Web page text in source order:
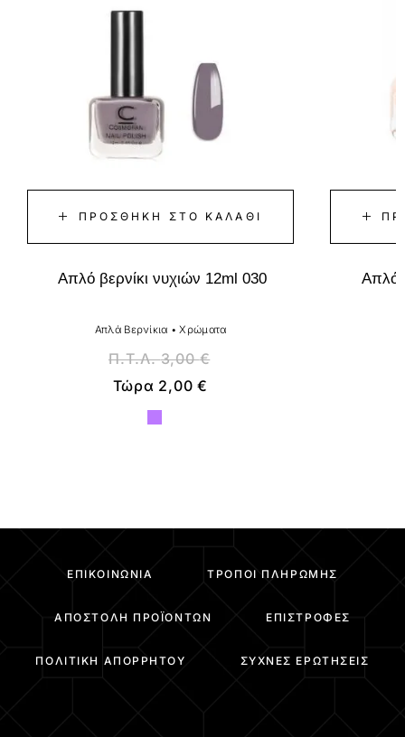
ΠΡΟΣΘΉΚΗ ΣΤΟ ΚΑΛΆΘΙ
Απλό βερνίκι νυχιών 12ml 030
Απλά Βερνίκια •Χρώματα
Π.Τ.Λ.3,00€
Τώρα 2,00€
Απλό
ΕΠΙΚΟΙΝΩΝΊΑ ΤΡΌΠΟΙ ΠΛΗΡΩΜΉΣ
ΑΠΟΣΤΟΛΉ ΠΡΟΪΌΝΤΩΝ ΕΠΙΣΤΡΟΦΈΣ
ΠΟΛΙΤΙΚΉ ΑΠΟΡΡΉΤΟΥ ΣΥΧΝΈΣ ΕΡΩΤΉΣΕΙΣ